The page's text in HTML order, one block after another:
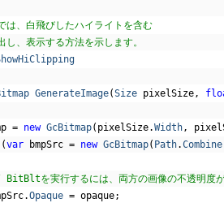
、白飛びしたハイライトを含む
、表示する方法を示します。
GenerateImage(Size pixelSize,
= new GcBitmap( pixelSize.Width,
(var bmpSrc = new GcBitmap( Path.Combine
を実行するには、両方の画像の不透明度が
.Opaque = opaque;